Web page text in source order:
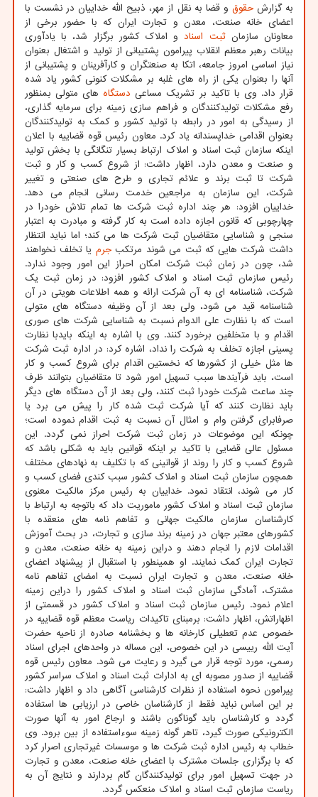
به گزارشحقوق و قضا به نقل از مهر، ذبیح الله خداییان در نشست با
اعضای خانه صنعت، معدن و تجارت ایران که با حضور برخی از
معاونان سازمانثبت اسنادو املاک کشور برگزار شد، با یادآوری
بیانات رهبر معظم انقلاب پیرامون پشتیبانی از تولید و اشتغال بعنوان
نیاز اساسی امروز جامعه، اتکا به صنعتگران و کارآفرینان و پشتیبانی از
آنها را بعنوان یکی از راه های غلبه بر مشکلات کنونی کشور یاد شده
قرار داد. وی با تاکید بر تشریک مساعی دستگاه های متولی بمنظور
رفع مشکلات تولیدکنندگان و فراهم سازی زمینه برای سرمایه گذاری،
از رسیدگی به امور در رابطه با تولید کشور و کمک به تولیدکنندگان
بعنوان اقدامی خداپسندانه یاد کرد. معاون رئیس قوه قضاییه با اعلان
اینکه سازمان ثبت اسناد و املاک ارتباط بسیار تنگانگی با بخش تولید
و صنعت و معدن دارد، اظهار داشت: از شروع کسب و کار و ثبت
شرکت تا ثبت برند و علائم تجاری و طرح های صنعتی و تغییر
شرکت، این سازمان به مراجعین خدمت رسانی انجام می دهد.
خداییان افزود: هر چند اداره ثبت شرکت ها تمام تلاش خودرا در
چهارچوبی که قانون اجازه داده است به کار گرفته و مبادرت به اعتبار
سنجی و شناسایی متقاضیان ثبت شرکت ها می کند؛ اما نباید انتظار
داشت شرکت هایی که ثبت می شوند مرتکبجرم یا تخلف نخواهند
شد، چون در زمان ثبت شرکت امکان احراز این امور وجود ندارد.
رئیس سازمان ثبت اسناد و املاک کشور افزود: در زمان ثبت یک
شرکت، شناسنامه ای به آن شرکت ارائه و همه اطلاعات هویتی در آن
شناسنامه قید می شود، ولی بعد از آن وظیفه دستگاه های متولی
است که با نظارت علی الدوام نسبت به شناسایی شرکت های صوری
اقدام و با متخلفین برخورد کنند. وی با اشاره به اینکه بایدبا نظارت
پسینی اجازه تخلف به شرکت را نداد، اشاره کرد: در اداره ثبت شرکت
ها مثل خیلی از کشورها که نخستین اقدام برای شروع کسب و کار
است، باید فرآیندها سبب تسهیل امور شود تا متقاضیان بتوانند ظرف
چند ساعت شرکت خودرا ثبت کنند، ولی بعد از آن دستگاه های دیگر
باید نظارت کنند که آیا شرکت ثبت شده کار را پیش می برد یا
صرفابرای گرفتن وام و امثال آن نسبت به ثبت اقدام نموده است؛
چونکه این موضوعات در زمان ثبت شرکت احراز نمی گردد. این
مسئول عالی قضایی با تاکید بر اینکه قوانین باید به شکلی باشد که
شروع کسب و کار را روند از قوانینی که با تکلیف به نهادهای مختلف
همچون سازمان ثبت اسناد و املاک کشور سبب کندی فضای کسب و
کار می شوند، انتقاد نمود. خداییان به رئیس مرکز مالکیت معنوی
سازمان ثبت اسناد و املاک کشور ماموریت داد که باتوجه به ارتباط با
کارشناسان سازمان مالکیت جهانی و تفاهم نامه های منعقده با
کشورهای معتبر جهان در زمینه برند سازی و تجارت، در بحث آموزش
اقدامات لازم را انجام دهند و دراین زمینه به خانه صنعت، معدن و
تجارت ایران کمک نمایند. او همینطور با استقبال از پیشنهاد اعضای
خانه صنعت، معدن و تجارت ایران نسبت به امضای تفاهم نامه
مشترک، آمادگی سازمان ثبت اسناد و املاک کشور را دراین زمینه
اعلام نمود. رئیس سازمان ثبت اسناد و املاک کشور در قسمتی از
اظهاراتش، اظهار داشت: برمبنای تاکیدات ریاست معظم قوه قضاییه در
خصوص عدم تعطیلی کارخانه ها و بخشنامه صادره از ناحیه حضرت
آیت الله رییسی در این خصوص، این مساله در واحدهای اجرای اسناد
رسمی، مورد توجه قرار می گیرد و رعایت می شود. معاون رئیس قوه
قضاییه از صدور مصوبه ای به ادارات ثبت اسناد و املاک سراسر کشور
پیرامون نحوه استفاده از نظرات کارشناسی آگاهی داد و اظهار داشت:
بر این اساس نباید فقط از کارشناسان خاصی در ارزیابی ها استفاده
گردد و کارشناسان باید گوناگون باشند و ارجاع امور به آنها صورت
الکترونیکی صورت گیرد، تاهر گونه زمینه سوءاستفاده از بین برود. وی
خطاب به رئیس اداره ثبت شرکت ها و موسسات غیرتجاری اصرار کرد
که با برگزاری جلسات مشترک با اعضای خانه صنعت، معدن و تجارت
در جهت تسهیل امور برای تولیدکنندگان گام بردارند و نتایج آن به
ریاست سازمان ثبت اسناد و املاک منعکس گردد.